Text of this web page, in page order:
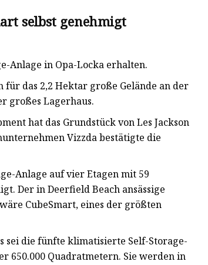
selbst genehmigt
Anlage in Opa-Locka erhalten.
das 2,2 Hektar große Gelände an der
großes Lagerhaus.
hat das Grundstück von Les Jackson
Vizzda bestätigte die
Anlage auf vier Etagen mit 59
Der in Deerfield Beach ansässige
CubeSmart, eines der größten
sei die fünfte klimatisierte Self-Storage-
650.000 Quadratmetern. Sie werden in